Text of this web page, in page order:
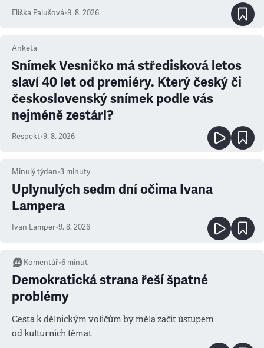
Eliška Palušová•9. 8. 2026
Anketa
Snímek Vesničko má středisková letos
slaví 40 let od premiéry. Který český či
československý snímek podle vás
nejméně zestárl?
Respekt•9. 8. 2026
Minulý týden•3 minuty
Uplynulých sedm dní očima Ivana
Lampera
Ivan Lamper•9. 8. 2026
Komentář•6 minut
Demokratická strana řeší špatné
problémy
Cesta k dělnickým voličům by měla začít ústupem
od kulturních témat